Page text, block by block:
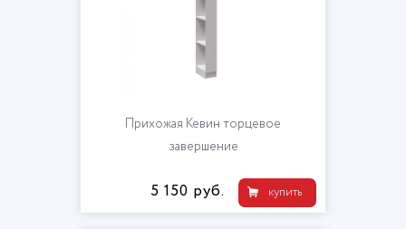
Прихожая Кевин торцевое
завершение
купить
5 150 руб.